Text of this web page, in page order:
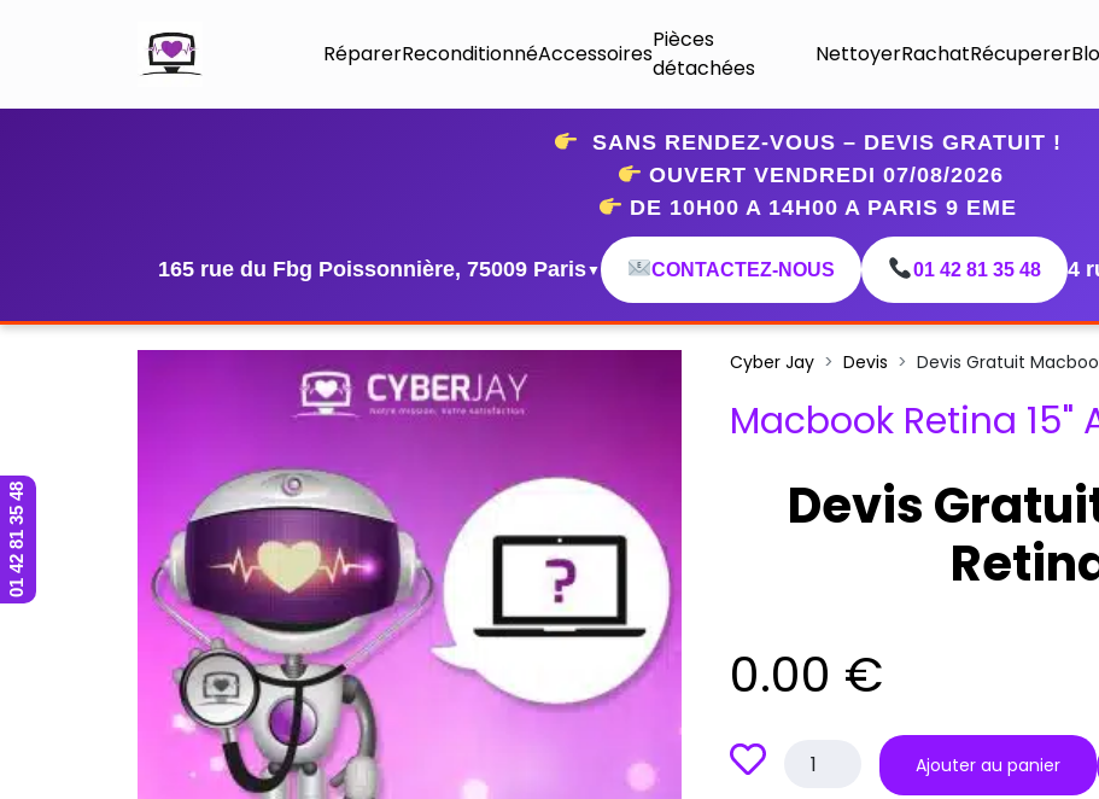
RéparerReconditionnéAccessoires
Pièces
détachées
NettoyerRachatRécuperer
SANS RENDEZ-VOUS – DEVIS GRATUIT !
OUVERT VENDREDI 07/08/2026
DE 10H00 A 14H00 A PARIS 9 EME
165 rue du Fbg Poissonnière, 75009 Paris▼ CONTACTEZ-NOUS 01 42 81 35 48 4
Cyber Jay Devis Devis Gratuit
Macbook Retina 15"
Devis
0.00 €
quantité
Ajouter au panier
01 42 81 35 48